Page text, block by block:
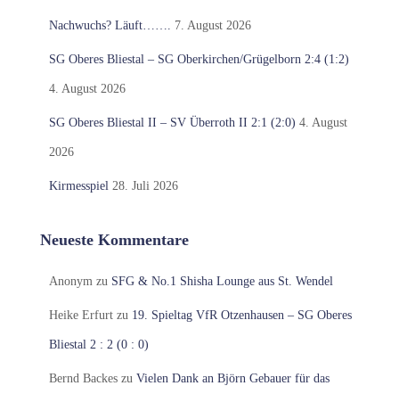
Nachwuchs? Läuft……. 7. August 2026
SG Oberes Bliestal – SG Oberkirchen/Grügelborn 2:4 (1:2)
4. August 2026
SG Oberes Bliestal II – SV Überroth II 2:1 (2:0) 4. August
2026
Kirmesspiel 28. Juli 2026
Neueste Kommentare
Anonym zu SFG & No.1 Shisha Lounge aus St. Wendel
Heike Erfurt zu 19. Spieltag VfR Otzenhausen – SG Oberes
Bliestal 2 : 2 (0 : 0)
Bernd Backes zu Vielen Dank an Björn Gebauer für das